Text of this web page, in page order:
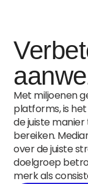
Met miljoenen
platforms, is
de juiste
bereiken.
over de juiste
doelgroep
merk als